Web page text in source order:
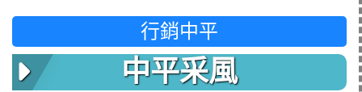
行銷中平
中平采風